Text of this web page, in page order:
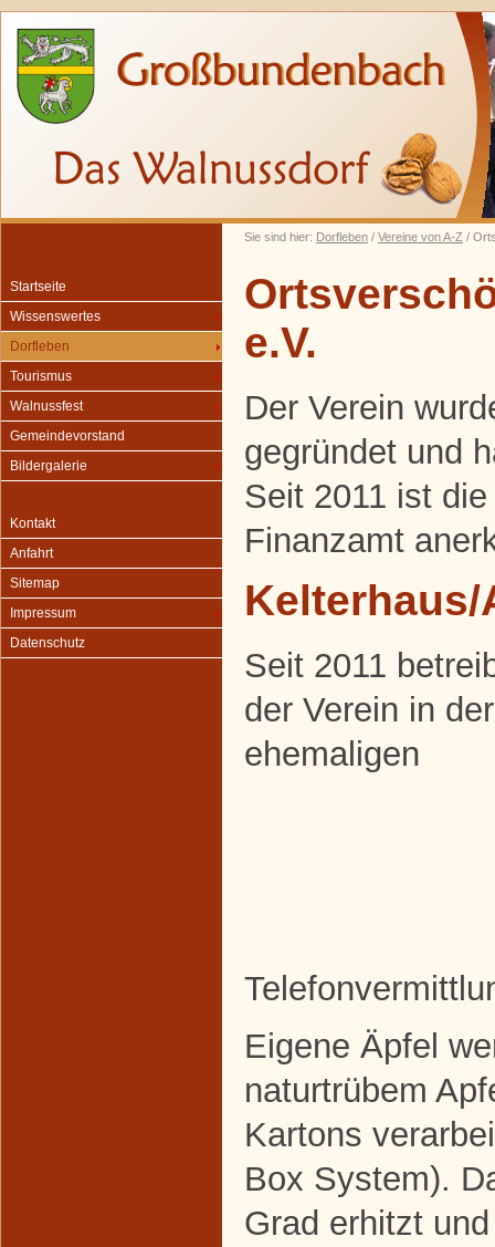
Sie sind hier: Dorfleben / Vereine von A-Z /
Startseite
Wissenswertes
Dorfleben
Tourismus
Walnussfest
Gemeindevorstand
Bildergalerie
Kontakt
Anfahrt
Sitemap
Impressum
Datenschutz
e.V.
Der Verein
gegründet und
Seit 2011 ist
Finanzamt
Seit 2011
der Verein in der
ehemaligen
Eigene Äpfel
naturtrübem
Kartons
Box System).
Grad erhitzt